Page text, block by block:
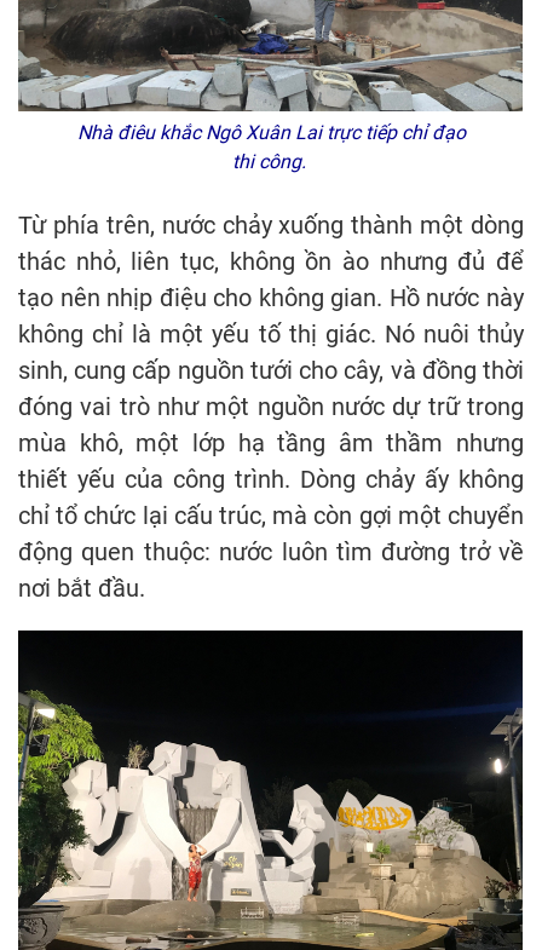
Nhà điêu khắc Ngô Xuân Lai trực tiếp chỉ đạo
thi công.
Từ phía trên, nước chảy xuống thành một dòng
thác nhỏ, liên tục, không ồn ào nhưng đủ để
tạo nên nhịp điệu cho không gian. Hồ nước này
không chỉ là một yếu tố thị giác. Nó nuôi thủy
sinh, cung cấp nguồn tưới cho cây, và đồng thời
đóng vai trò như một nguồn nước dự trữ trong
mùa khô, một lớp hạ tầng âm thầm nhưng
thiết yếu của công trình. Dòng chảy ấy không
chỉ tổ chức lại cấu trúc, mà còn gợi một chuyển
động quen thuộc: nước luôn tìm đường trở về
nơi bắt đầu.